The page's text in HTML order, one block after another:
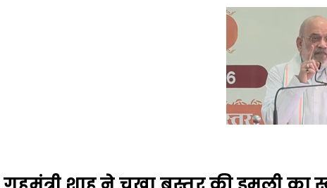
बस्तर की इमली का स्वाद चखा और कहा कि यहां की इमली में बहुत मिठास है।